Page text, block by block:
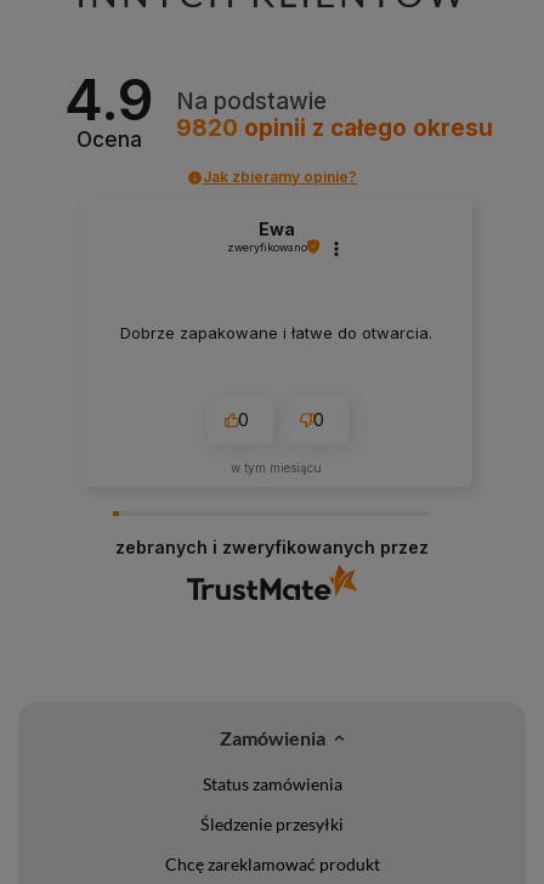
4.9
Ocena
Na podstawie
9820 opinii z całego okresu
Jak zbieramy opinie?
Ewa
zweryfikowano
Dobrze zapakowane i łatwe do otwarcia.
0 0
w tym miesiącu
zebranych i zweryfikowanych przez
Zamówienia
Status zamówienia
Śledzenie przesyłki
Chcę zareklamować produkt